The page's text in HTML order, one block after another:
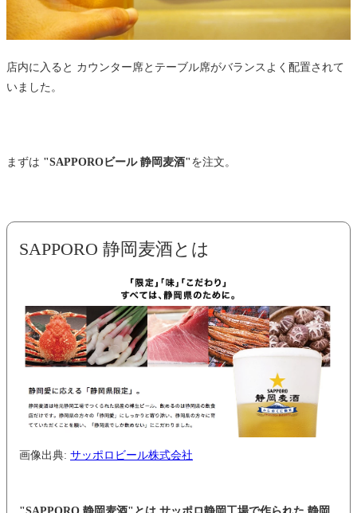
店内に入ると カウンター席とテーブル席がバランスよく配置されて
いました。
まずは "SAPPOROビール 静岡麦酒"を注文。
SAPPORO 静岡麦酒とは
画像出典: サッポロビール株式会社
"SAPPORO 静岡麦酒"とは サッポロ静岡工場で作られた 静岡